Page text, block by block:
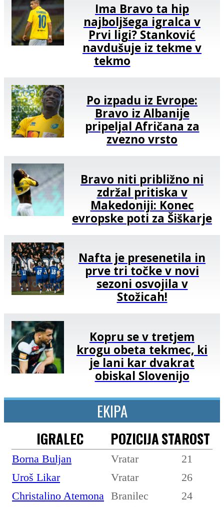
Ima Bravo ta hip
najboljšega igralca v
Prvi ligi? Stanković
navdušuje iz tekme v
tekmo
Po izpadu iz Evrope:
Bravo iz Albanije
pripeljal Afričana za
zvezno vrsto
Bravo niti približno ni
zdržal pritiska v
Makedoniji: Konec
evropske poti za Šiškarje
Nafta je presenetila in
prve tri točke v novi
sezoni osvojila v
Stožicah!
Kopru se v tretjem
krogu obeta tekmec, ki
je lani kar dvakrat
obiskal Slovenijo
EKIPA
IGRALEC POZICIJASTAROST
Borna Buljan Vratar
21
Uroš Likar
Vratar
26
Christalino Atemona Branilec
24